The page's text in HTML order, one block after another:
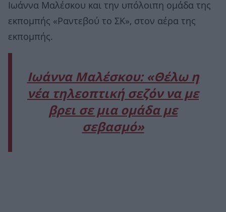
Ιωάννα Μαλέσκου και την υπόλοιπη ομάδα της
εκπομπής «Ραντεβού το ΣΚ», στον αέρα της
εκπομπής.
Ιωάννα Μαλέσκου: «Θέλω η
νέα τηλεοπτική σεζόν να με
βρει σε μια ομάδα με
σεβασμό»